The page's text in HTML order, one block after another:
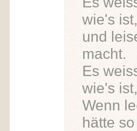
wie's
und
macht.
Es
wie's
Wenn
hätte